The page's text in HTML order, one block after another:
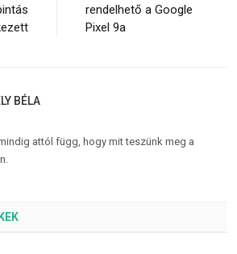
rendelhető a Google
Pixel 9a
BÉLA
attól függ, hogy mit teszünk meg a